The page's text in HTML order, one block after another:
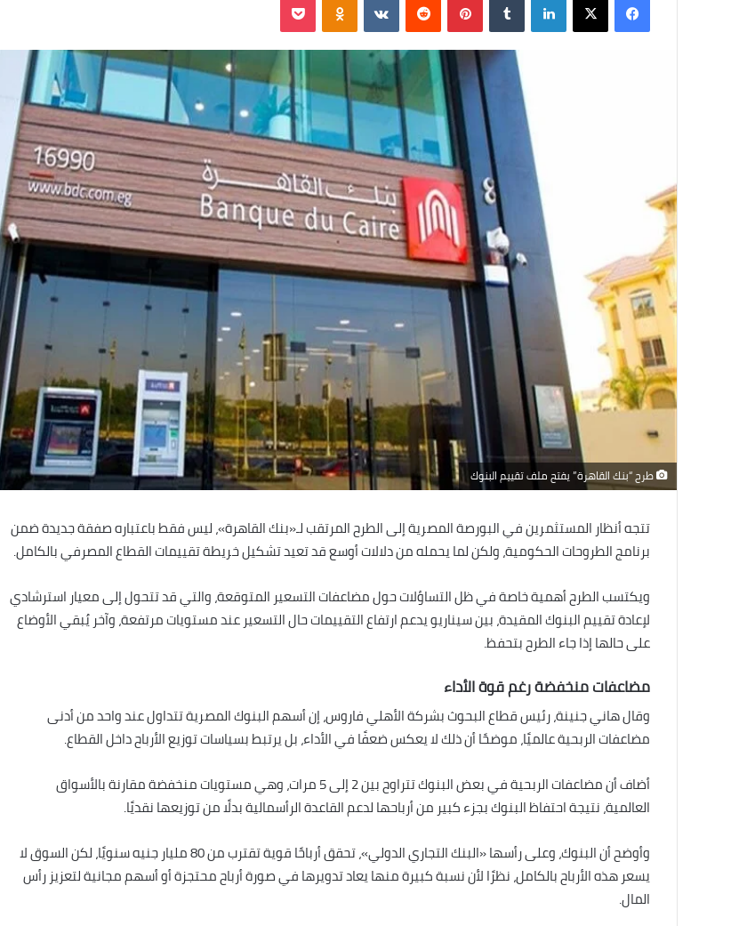
إلكترونيا
طرح “بنك القاهرة” يفتح ملف تقييم البنوك
تتجه أنظار المستثمرين في البورصة المصرية إلى الطرح المرتقب لـ«بنك القاهرة»، ليس فقط باعتباره صفقة جديدة ضمن
برنامج الطروحات الحكومية، ولكن لما يحمله من دلالات أوسع قد تعيد تشكيل خريطة تقييمات القطاع المصرفي بالكامل.
ويكتسب الطرح أهمية خاصة في ظل التساؤلات حول مضاعفات التسعير المتوقعة، والتي قد تتحول إلى معيار استرشادي
لإعادة تقييم البنوك المقيدة، بين سيناريو يدعم ارتفاع التقييمات حال التسعير عند مستويات مرتفعة، وآخر يُبقي الأوضاع
على حالها إذا جاء الطرح بتحفظ.
مضاعفات منخفضة رغم قوة الأداء
وقال هاني جنينة، رئيس قطاع البحوث بشركة الأهلي فاروس، إن أسهم البنوك المصرية تتداول عند واحد من أدنى
مضاعفات الربحية عالميًا، موضحًا أن ذلك لا يعكس ضعفًا في الأداء، بل يرتبط بسياسات توزيع الأرباح داخل القطاع.
أضاف أن مضاعفات الربحية في بعض البنوك تتراوح بين 2 إلى 5 مرات، وهي مستويات منخفضة مقارنة بالأسواق
العالمية، نتيجة احتفاظ البنوك بجزء كبير من أرباحها لدعم القاعدة الرأسمالية بدلًا من توزيعها نقديًا.
وأوضح أن البنوك، وعلى رأسها «البنك التجاري الدولي»، تحقق أرباحًا قوية تقترب من 80 مليار جنيه سنويًا، لكن السوق لا
يسعر هذه الأرباح بالكامل، نظرًا لأن نسبة كبيرة منها يعاد تدويرها في صورة أرباح محتجزة أو أسهم مجانية لتعزيز رأس
المال.